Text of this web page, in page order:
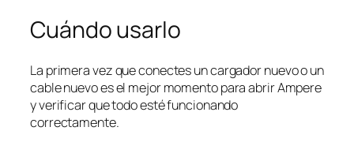
Cuándo usarlo
La primera vez que conectes un cargador nuevo o un
cable nuevo es el mejor momento para abrir Ampere
y verificar que todo esté funcionando
correctamente.